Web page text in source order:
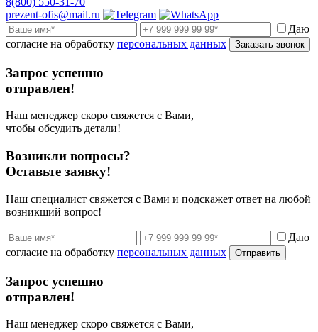
prezent-ofis@mail.ru
Даю
согласие на обработку персональных данных Заказать звонок
Запрос успешно
отправлен!
Наш менеджер скоро свяжется с Вами,
чтобы обсудить детали!
Возникли вопросы?
Оставьте заявку!
Наш специалист свяжется с Вами и подскажет ответ на любой
возникший вопрос!
Даю
согласие на обработку персональных данных Отправить
Запрос успешно
отправлен!
Наш менеджер скоро свяжется с Вами,